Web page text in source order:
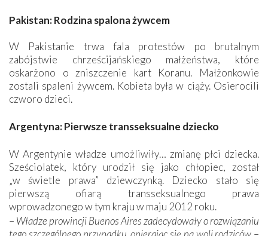
Pakistan: Rodzina spalona żywcem
W Pakistanie trwa fala protestów po brutalnym
zabójstwie chrześcijańskiego małżeństwa, które
oskarżono o zniszczenie kart Koranu. Małżonkowie
zostali spaleni żywcem. Kobieta była w ciąży. Osierocili
czworo dzieci.
Argentyna: Pierwsze transseksualne dziecko
W Argentynie władze umożliwiły… zmianę płci dziecka.
Sześciolatek, który urodził się jako chłopiec, został
„w świetle prawa” dziewczynką. Dziecko stało się
pierwszą ofiarą transseksualnego prawa
wprowadzonego w tym kraju w maju 2012 roku.
– Władze prowincji Buenos Aires zadecydowały o rozwiązaniu